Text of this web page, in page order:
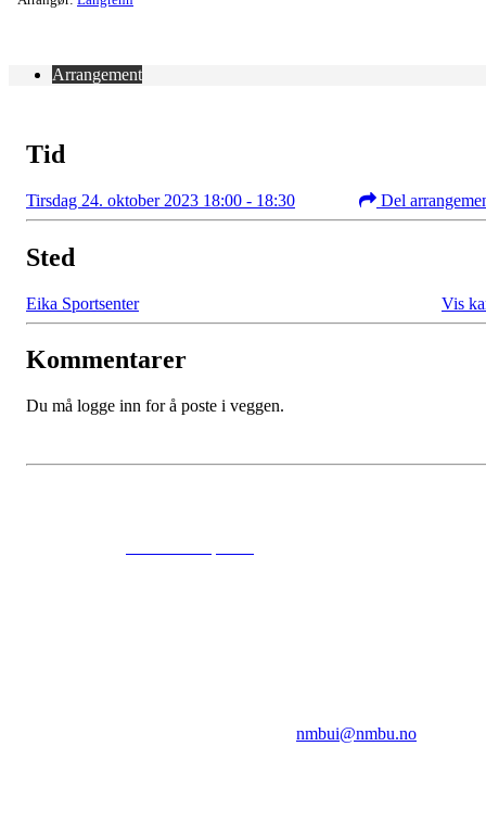
Arrangement
Tid
Tirsdag 24. oktober 2023 18:00 - 18:30 Del
Sted
Eika Sportsenter Vis
Kommentarer
Du må logge inn for å poste i veggen.
nmbui@nmbu.no